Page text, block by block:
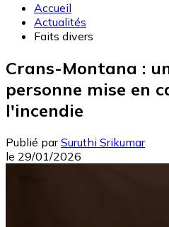
Accueil
Actualités
Faits divers
Crans-Montana :
personne mise en
l'incendie
Publié par Suruthi Srikumar
le 29/01/2026